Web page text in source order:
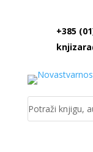
+385